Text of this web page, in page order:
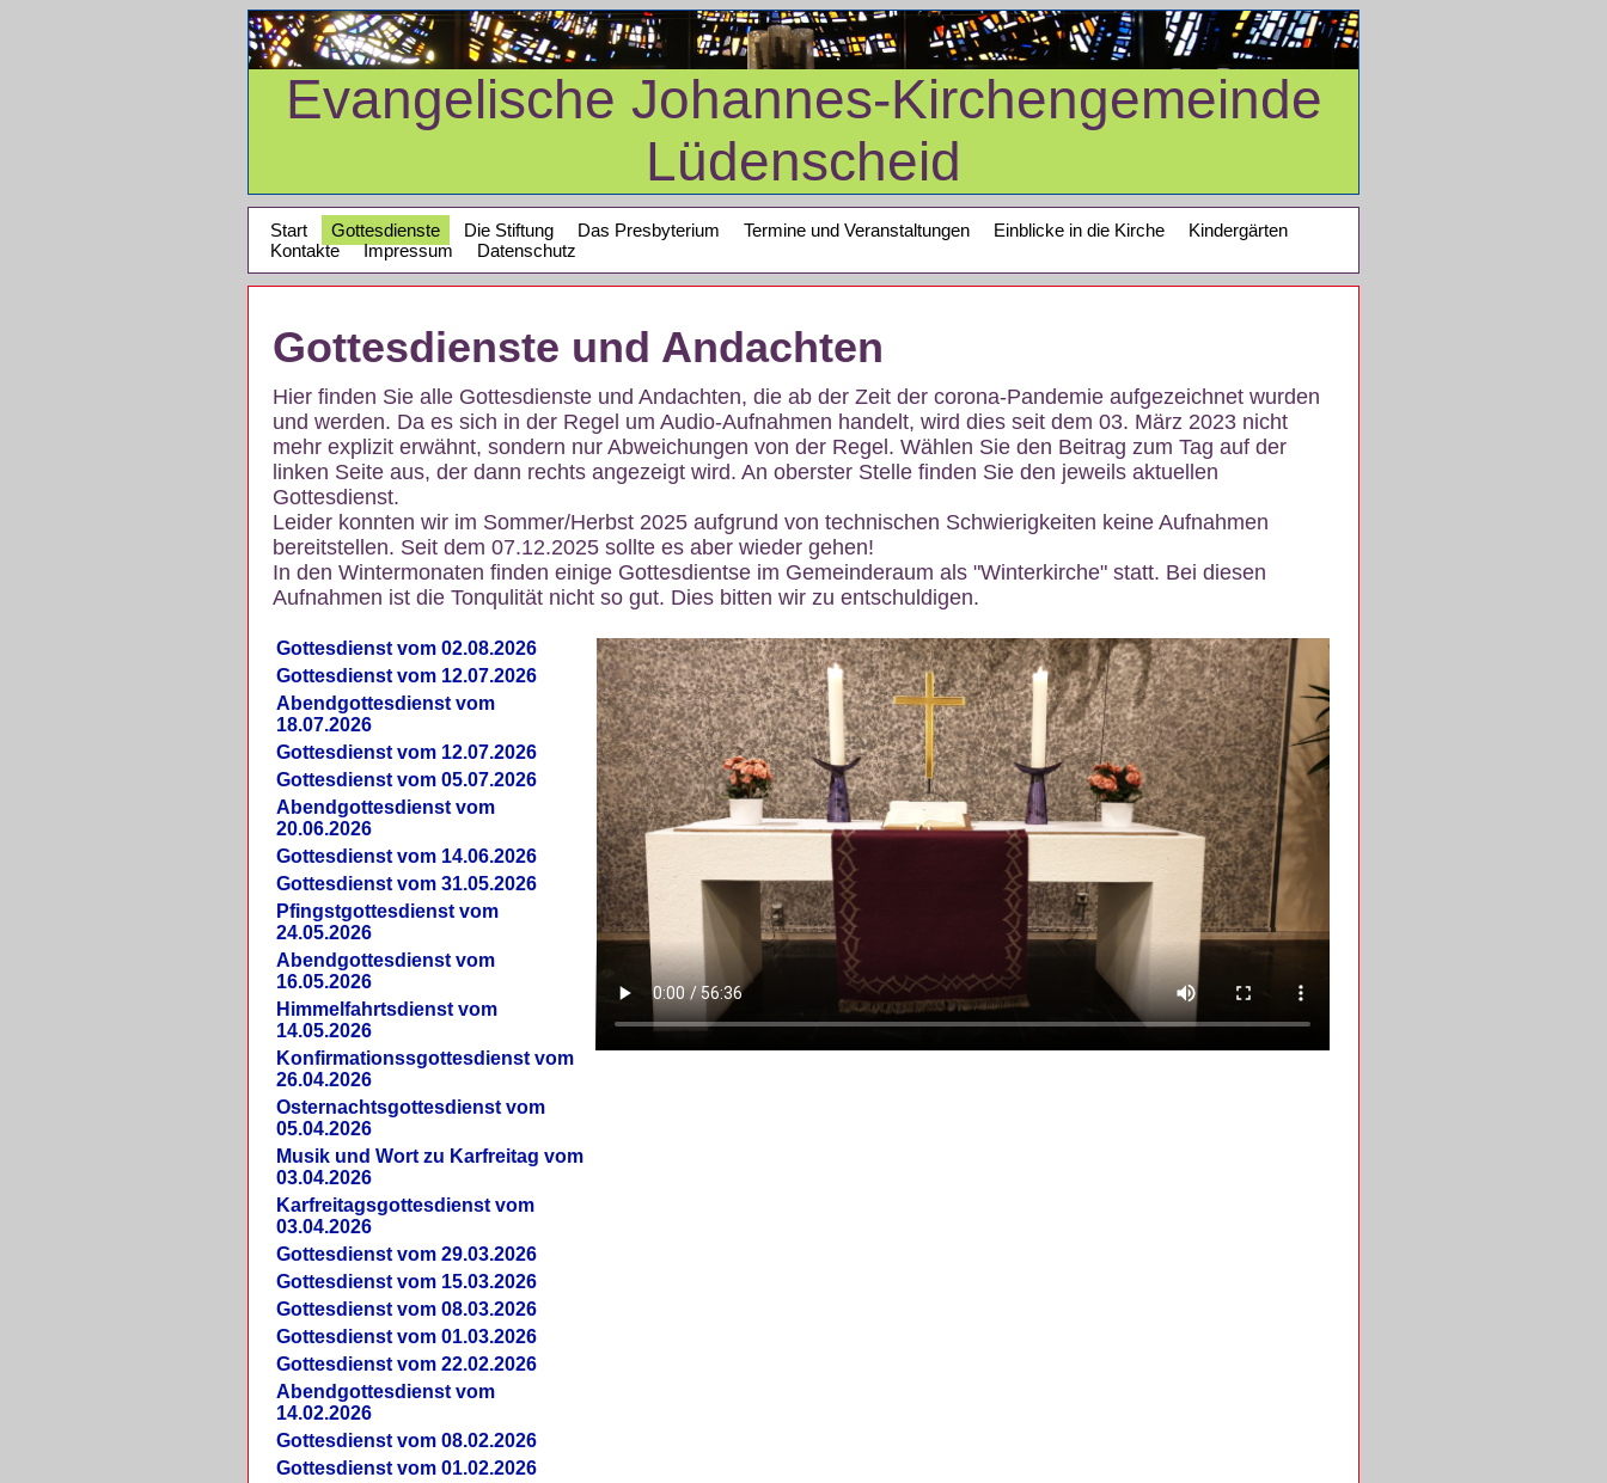
Evangelische Johannes-Kirchengemeinde
Lüdenscheid
Start Gottesdienste Die Stiftung Das Presbyterium Termine und Veranstaltungen Einblicke in die Kirche
Kindergärten
Kontakte
Impressum Datenschutz
Gottesdienste und Andachten
Hier finden Sie alle Gottesdienste und Andachten, die ab der Zeit der corona-Pandemie aufgezeichnet wurden
und werden. Da es sich in der Regel um Audio-Aufnahmen handelt, wird dies seit dem 03. März 2023 nicht
mehr explizit erwähnt, sondern nur Abweichungen von der Regel. Wählen Sie den Beitrag zum Tag auf der
linken Seite aus, der dann rechts angezeigt wird. An oberster Stelle finden Sie den jeweils aktuellen
Gottesdienst.
Leider konnten wir im Sommer/Herbst 2025 aufgrund von technischen Schwierigkeiten keine Aufnahmen
bereitstellen. Seit dem 07.12.2025 sollte es aber wieder gehen!
In den Wintermonaten finden einige Gottesdientse im Gemeinderaum als "Winterkirche" statt. Bei diesen
Aufnahmen ist die Tonqulität nicht so gut. Dies bitten wir zu entschuldigen.
Gottesdienst vom 02.08.2026
Gottesdienst vom 12.07.2026
Abendgottesdienst vom
18.07.2026
Gottesdienst vom 12.07.2026
Gottesdienst vom 05.07.2026
Abendgottesdienst vom
20.06.2026
Gottesdienst vom 14.06.2026
Gottesdienst vom 31.05.2026
Pfingstgottesdienst vom
24.05.2026
Abendgottesdienst vom
16.05.2026
Himmelfahrtsdienst vom
14.05.2026
Konfirmationssgottesdienst vom
26.04.2026
Osternachtsgottesdienst vom
05.04.2026
Musik und Wort zu Karfreitag vom
03.04.2026
Karfreitagsgottesdienst vom
03.04.2026
Gottesdienst vom 29.03.2026
Gottesdienst vom 15.03.2026
Gottesdienst vom 08.03.2026
Gottesdienst vom 01.03.2026
Gottesdienst vom 22.02.2026
Abendgottesdienst vom
14.02.2026
Gottesdienst vom 08.02.2026
Gottesdienst vom 01.02.2026